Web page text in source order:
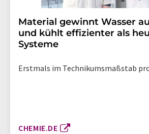
Material gewinnt Wasser
und kühlt effizienter als
Systeme
Erstmals im Technikumsmaßstab
CHEMIE.DE